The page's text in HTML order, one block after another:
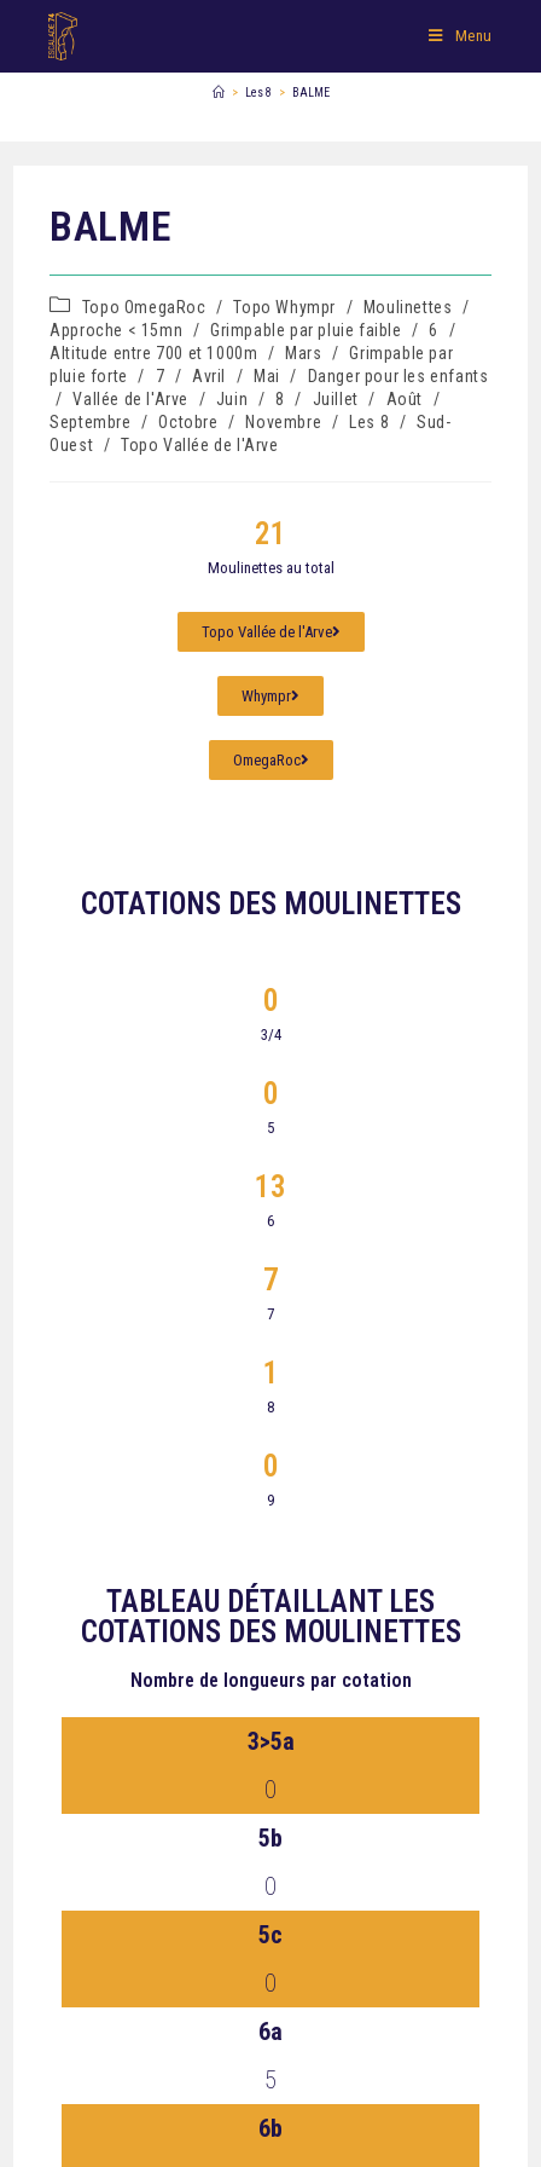
Menu
> Les 8 > BALME
BALME
Topo OmegaRoc / Topo Whympr / Moulinettes
/
Approche < 15mn
/ Grimpable par pluie faible / 6
/
Altitude entre 700 et 1000m
/ Mars / Grimpable par
pluie forte
/ 7 / Avril / Mai /
Danger pour les enfants
/ Vallée de l'Arve / Juin / 8 / Juillet / Août
/
Septembre
/ Octobre / Novembre / Les 8 / Sud-
Ouest / Topo Vallée de l'Arve
Moulinettes au total
21
Topo Vallée de l'Arve
Whympr
OmegaRoc
COTATIONS DES MOULINETTES
3/4
0
5
0
6
13
7
7
8
1
9
0
TABLEAU DÉTAILLANT LES
COTATIONS DES MOULINETTES
Nombre de longueurs par cotation
3>5a
0
5b
0
5c
0
6a
5
6b